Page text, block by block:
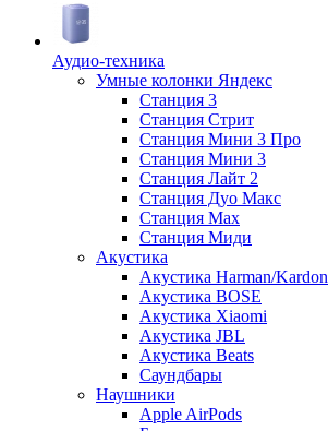
Аудио-техника
Умные колонки Яндекс
Станция 3
Станция Стрит
Станция Мини 3 Про
Станция Мини 3
Станция Лайт 2
Станция Дуо Макс
Станция Max
Станция Миди
Акустика
Акустика Harman/Kardon
Акустика BOSE
Акустика Xiaomi
Акустика JBL
Акустика Beats
Саундбары
Наушники
Apple AirPods